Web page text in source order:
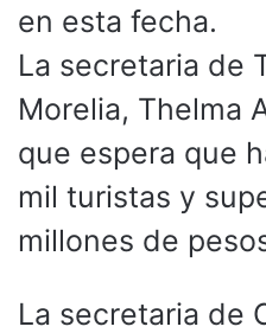
en esta fecha.
La secretaria de
Morelia, Thelma
que espera que
mil turistas y
millones de
La secretaria de